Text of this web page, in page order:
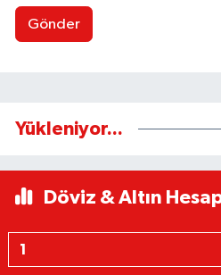
Gönder
Yükleniyor...
Döviz & Altın